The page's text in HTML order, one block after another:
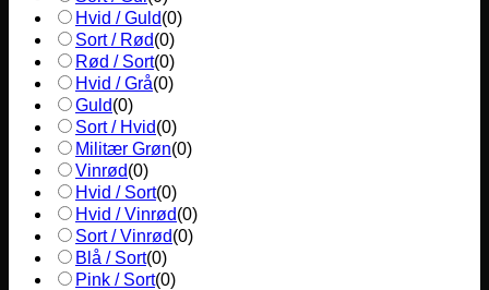
Hvid / Guld(0)
Sort / Rød(0)
Rød / Sort(0)
Hvid / Grå(0)
Guld(0)
Sort / Hvid(0)
Militær Grøn(0)
Vinrød(0)
Hvid / Sort(0)
Hvid / Vinrød(0)
Sort / Vinrød(0)
Blå / Sort(0)
Pink / Sort(0)